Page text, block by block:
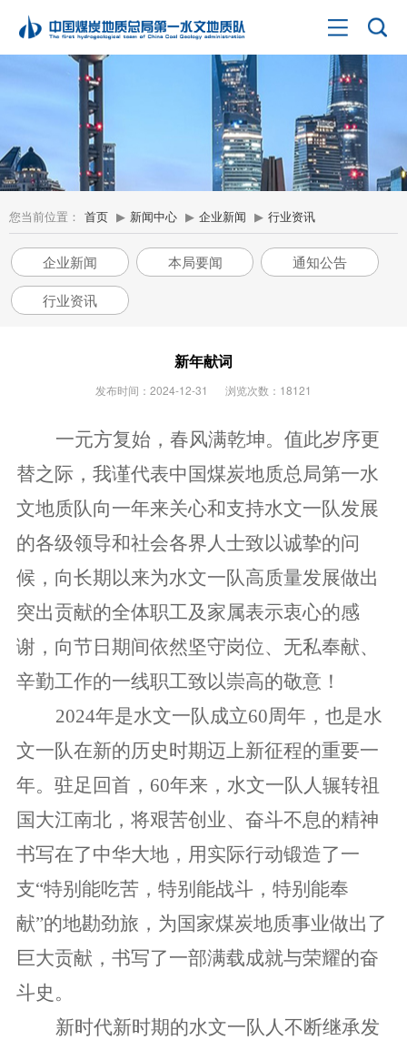
您当前位置： 首页 ▶ 新闻中心 ▶ 企业新闻 ▶ 行业资讯
企业新闻 本局要闻
通知公告
行业资讯
新年献词
发布时间：2024-12-31 浏览次数：18121
一元方复始，春风满乾坤。值此岁序更
替之际，我谨代表中国煤炭地质总局第一水
文地质队向一年来关心和支持水文一队发展
的各级领导和社会各界人士致以诚挚的问
候，向长期以来为水文一队高质量发展做出
突出贡献的全体职工及家属表示衷心的感
谢，向节日期间依然坚守岗位、无私奉献、
辛勤工作的一线职工致以崇高的敬意！
2024年是水文一队成立60周年，也是水
文一队在新的历史时期迈上新征程的重要一
年。驻足回首，60年来，水文一队人辗转祖
国大江南北，将艰苦创业、奋斗不息的精神
书写在了中华大地，用实际行动锻造了一
支“特别能吃苦，特别能战斗，特别能奉
献”的地勘劲旅，为国家煤炭地质事业做出了
巨大贡献，书写了一部满载成就与荣耀的奋
斗史。
新时代新时期的水文一队人不断继承发